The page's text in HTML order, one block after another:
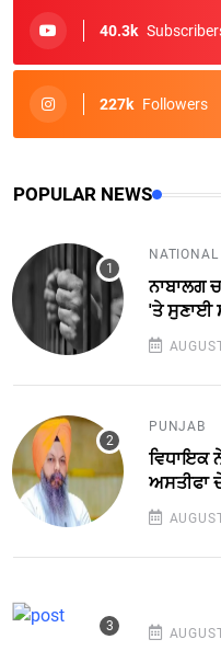
40.3k
227k Followers
POPULAR NEWS
NATIONAL
ਨਾਬਾਲਗ
'ਤੇ ਸੁਣਾਈ
PUNJAB
ਵਿਧਾਇਕ
ਅਸਤੀਫਾ